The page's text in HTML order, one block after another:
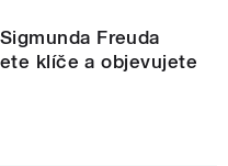
Freuda
klíče a objevujete